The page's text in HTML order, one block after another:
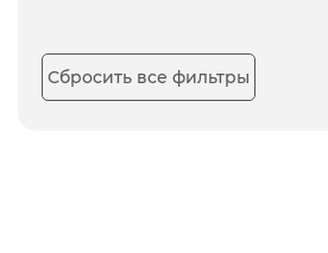
Сбросить все фильтры